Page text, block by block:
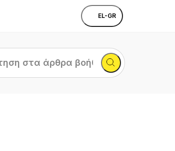
EL-GR